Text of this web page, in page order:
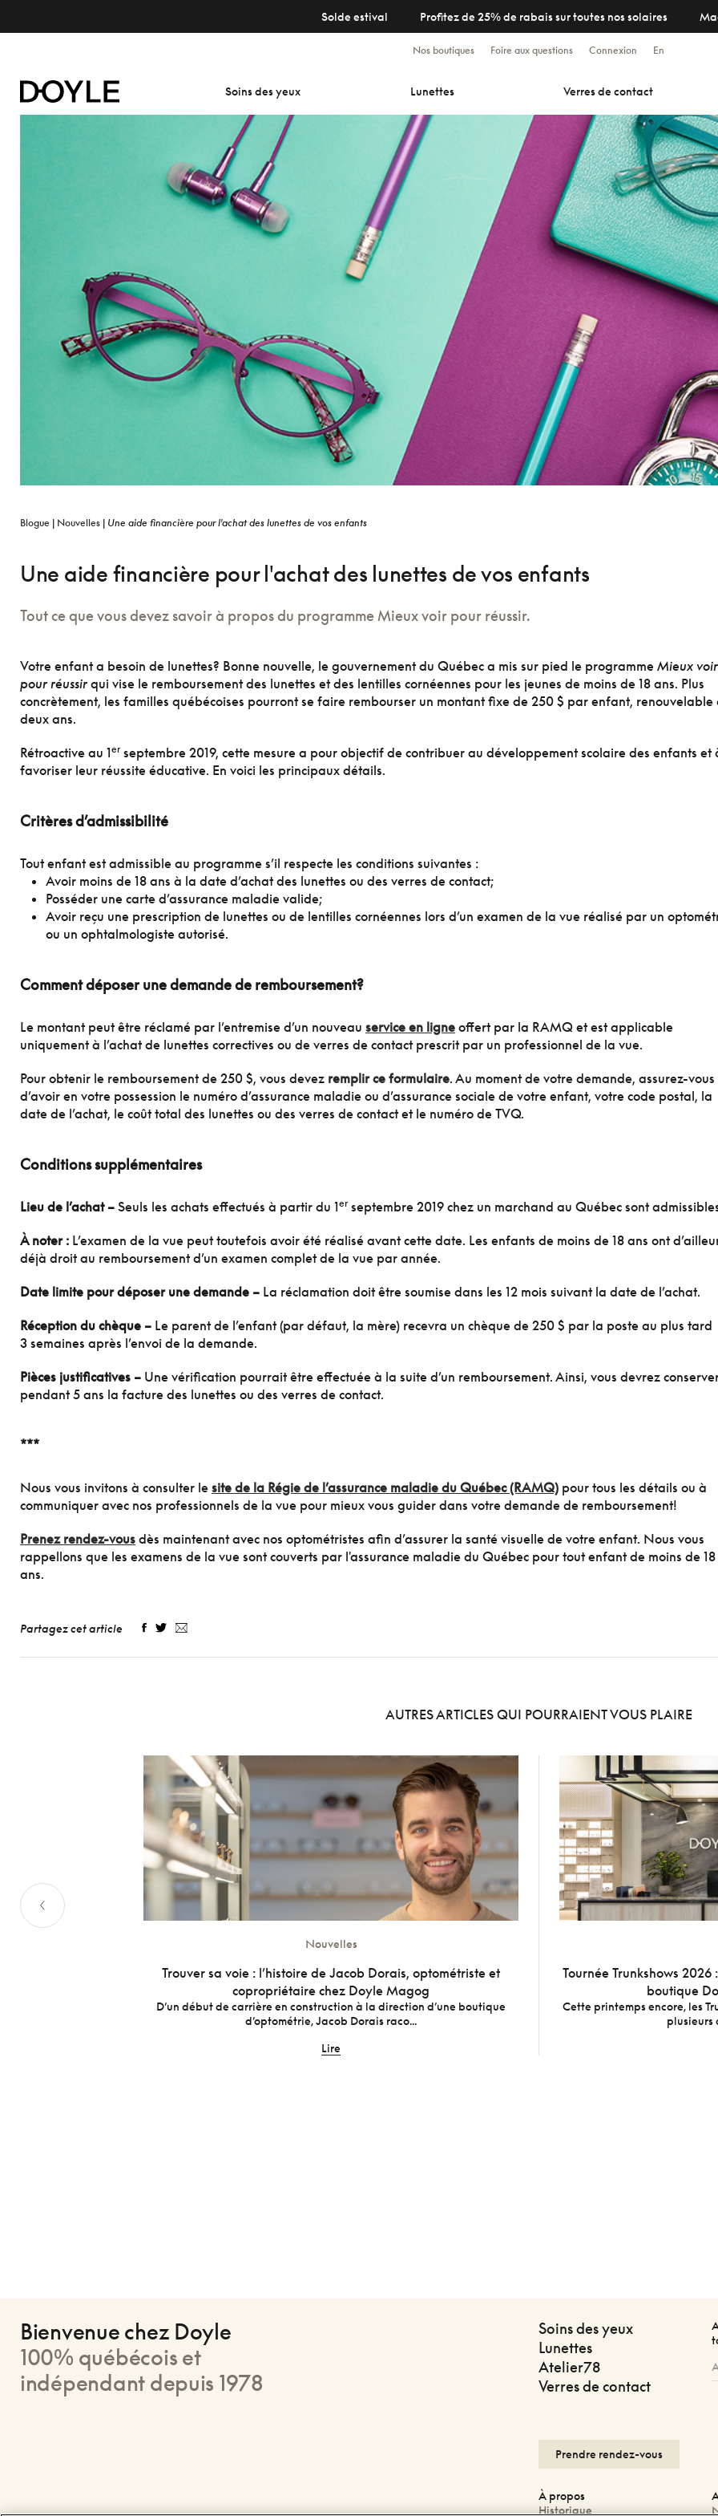
Solde estival Profitez de 25% de rabais sur toutes nos solaires
Nos boutiques Foire aux questions Connexion En
Soins des yeux Lunettes Verres de contact
Blogue | Nouvelles | Une aide financière pour l'achat des lunettes de vos enfants
Une aide financière pour l'achat des lunettes de vos enfants
Tout ce que vous devez savoir à propos du programme Mieux voir pour réussir.
Votre enfant a besoin de lunettes? Bonne nouvelle, le gouvernement du Québec a mis sur pied le programme Mieux voir
pour réussir qui vise le remboursement des lunettes et des lentilles cornéennes pour les jeunes de moins de 18 ans. Plus
concrètement, les familles québécoises pourront se faire rembourser un montant fixe de 250 $ par enfant, renouvelable
deux ans.
Rétroactive au 1erseptembre 2019, cette mesure a pour objectif de contribuer au développement scolaire des enfants et
favoriser leur réussite éducative. En voici les principaux détails.
Critères d’admissibilité
Tout enfant est admissible au programme s’il respecte les conditions suivantes :
Avoir moins de 18 ans à la date d’achat des lunettes ou des verres de contact;
Posséder une carte d’assurance maladie valide;
Avoir reçu une prescription de lunettes ou de lentilles cornéennes lors d’un examen de la vue réalisé par un
ou un ophtalmologiste autorisé.
Comment déposer une demande de remboursement?
Le montant peut être réclamé par l’entremise d’un nouveau service en ligne offert par la RAMQ et est applicable
uniquement à l’achat de lunettes correctives ou de verres de contact prescrit par un professionnel de la vue.
Pour obtenir le remboursement de 250 $, vous devez remplir ce formulaire. Au moment de votre demande, assurez-vous
d’avoir en votre possession le numéro d’assurance maladie ou d’assurance sociale de votre enfant, votre code postal, la
date de l’achat, le coût total des lunettes ou des verres de contact et le numéro de TVQ.
Conditions supplémentaires
Lieu de l’achat – Seuls les achats effectués à partir du 1erseptembre 2019 chez un marchand au Québec sont
À noter : L’examen de la vue peut toutefois avoir été réalisé avant cette date. Les enfants de moins de 18 ans ont
déjà droit au remboursement d’un examen complet de la vue par année.
Date limite pour déposer une demande – La réclamation doit être soumise dans les 12 mois suivant la date de l’achat.
Réception du chèque – Le parent de l’enfant (par défaut, la mère) recevra un chèque de 250 $ par la poste au plus tard
3 semaines après l’envoi de la demande.
Pièces justificatives – Une vérification pourrait être effectuée à la suite d’un remboursement. Ainsi, vous devrez
pendant 5 ans la facture des lunettes ou des verres de contact.
***
Nous vous invitons à consulter le site de la Régie de l’assurance maladie du Québec (RAMQ) pour tous les détails ou à
communiquer avec nos professionnels de la vue pour mieux vous guider dans votre demande de remboursement!
Prenez rendez-vous dès maintenant avec nos optométristes afin d’assurer la santé visuelle de votre enfant. Nous vous
rappellons que les examens de la vue sont couverts par l'assurance maladie du Québec pour tout enfant de moins de 18
ans.
Partagez cet article
AUTRES ARTICLES QUI POURRAIENT VOUS PLAIRE
Nouvelles
Trouver sa voie : l’histoire de Jacob Dorais, optométriste et
copropriétaire chez Doyle Magog
D’un début de carrière en construction à la direction d’une boutique
d’optométrie, Jacob Dorais raco...
Lire
Tournée Trunkshows
boutique
Cette printemps encore, les
plusieurs
Bienvenue chez Doyle
100% québécois et
indépendant depuis 1978
Soins des yeux
Lunettes
Atelier78
Verres de contact
Prendre rendez-vous
À propos
Historique